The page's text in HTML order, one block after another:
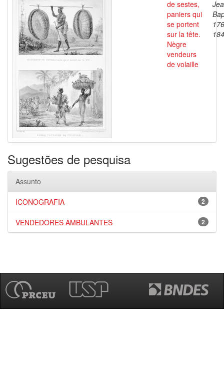
de sestes,
paniers qui
se portent
sur la tête.
Nègre
vendeurs
de volaille
Sugestões de pesquisa
Assunto
2
ICONOGRAFIA
2
VENDEDORES AMBULANTES